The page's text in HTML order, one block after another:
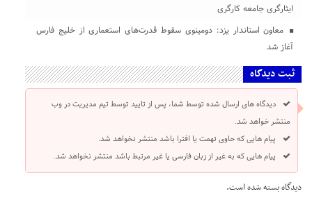
ایثارگری جامعه کارگری
معاون استاندار یزد: دومینوی سقوط قدرت‌های استعماری از خلیج فارس
آغاز شد
ثبت دیدگاه
دیدگاه های ارسال شده توسط شما، پس از تایید توسط تیم مدیریت در وب
منتشر خواهد شد.
پیام هایی که حاوی تهمت یا افترا باشد منتشر نخواهد شد.
پیام هایی که به غیر از زبان فارسی یا غیر مرتبط باشد منتشر نخواهد شد.
دیدگاه بسته شده است.